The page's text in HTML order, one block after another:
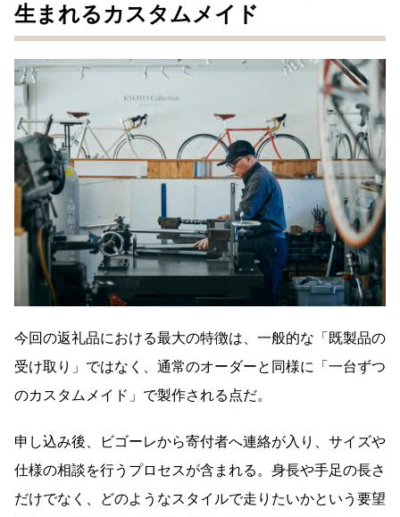
生まれるカスタムメイド
今回の返礼品における最大の特徴は、一般的な「既製品の
受け取り」ではなく、通常のオーダーと同様に「一台ずつ
のカスタムメイド」で製作される点だ。
申し込み後、ビゴーレから寄付者へ連絡が入り、サイズや
仕様の相談を行うプロセスが含まれる。身長や手足の長さ
だけでなく、どのようなスタイルで走りたいかという要望